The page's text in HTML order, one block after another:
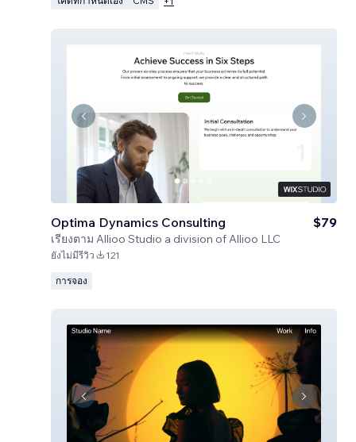
Optima Dynamics Consulting
เรียงตาม Allioo Studio a division of Allioo LLC
$79
ยังไม่มีรีวิว 121
การจอง